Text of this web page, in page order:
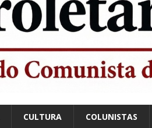
CULTURA COLUNISTAS